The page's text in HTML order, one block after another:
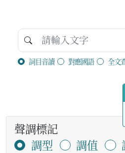
詞目音讀 對應國語 全文
聲調標記
調型
調值